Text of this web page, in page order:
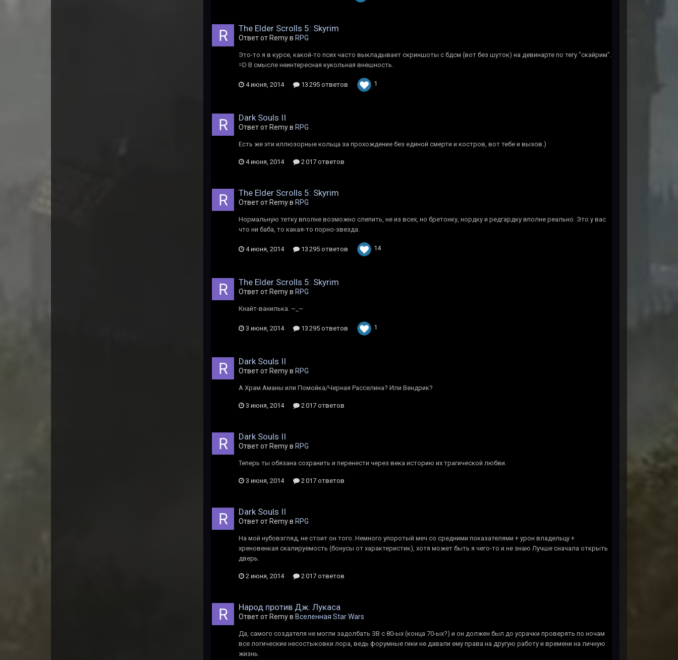
The Elder Scrolls 5: Skyrim
Ответ от Rеmy в RPG
Это-то я в курсе, какой-то псих часто выкладывает скриншоты с бдсм (вот без шуток) на девинарте по тегу "скайрим".
=D В смысле неинтересная кукольная внешность.
4 июня, 2014 13 295 ответов 1
Dark Souls II
Ответ от Rеmy в RPG
Есть же эти иллюзорные кольца за прохождение без единой смерти и костров, вот тебе и вызов.)
4 июня, 2014 2 017 ответов
The Elder Scrolls 5: Skyrim
Ответ от Rеmy в RPG
Нормальную тетку вполне возможно слепить, не из всех, но бретонку, нордку и редгардку вполне реально. Это у вас
что ни баба, то какая-то порно-звезда.
4 июня, 2014 13 295 ответов 14
The Elder Scrolls 5: Skyrim
Ответ от Rеmy в RPG
Кнайт-ванилька. ~_~
3 июня, 2014 13 295 ответов 1
Dark Souls II
Ответ от Rеmy в RPG
А Храм Аманы или Помойка/Черная Расселина? Или Вендрик?
3 июня, 2014 2 017 ответов
Dark Souls II
Ответ от Rеmy в RPG
Теперь ты обязана сохранить и перенести через века историю их трагической любви.
3 июня, 2014 2 017 ответов
Dark Souls II
Ответ от Rеmy в RPG
На мой нубовзгляд, не стоит он того. Немного упоротый меч со средними показателями + урон владельцу +
хреновенкая скалируемость (бонусы от характеристик), хотя может быть я чего-то и не знаю Лучше сначала открыть
дверь.
2 июня, 2014 2 017 ответов
Народ против Дж. Лукаса
Ответ от Rеmy в Вселенная Star Wars
Да, самого создателя не могли задолбать ЗВ с 80-ых (конца 70-ых?) и он должен был до усрачки проверять по ночам
все логические несостыковки лора, ведь форумные гики не давали ему права на другую работу и времени на личную
жизнь.